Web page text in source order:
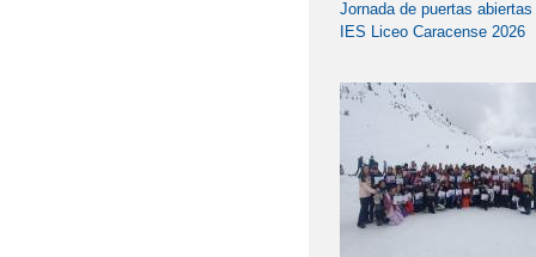
Jornada de puertas abiertas
IES Liceo Caracense 2026